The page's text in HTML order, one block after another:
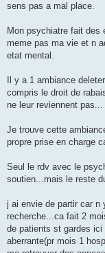
sens pas a mal place.
Mon psychiatre fait des
meme pas ma vie et n
etat mental.
Il y a 1 ambiance
compris le droit de
ne leur reviennent pas...
Je trouve cette
propre prise en charge
Seul le rdv avec le
soutien...mais le reste
j ai envie de partir car n
recherche...ca fait 2
de patients st gardes
aberrante(pr mois 1